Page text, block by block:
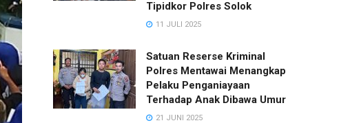
Tipidkor Polres Solok
11 JULI 2025
Satuan Reserse Kriminal
Polres Mentawai Menangkap
Pelaku Penganiayaan
Terhadap Anak Dibawa Umur
21 JUNI 2025